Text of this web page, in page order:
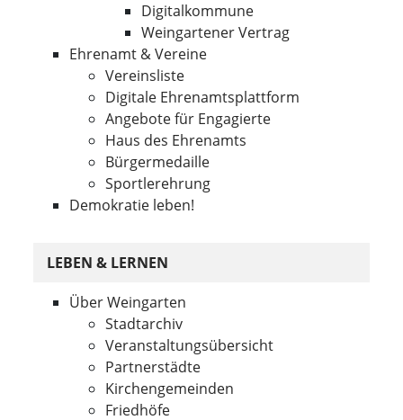
Digitalkommune
Weingartener Vertrag
Ehrenamt & Vereine
Vereinsliste
Digitale Ehrenamtsplattform
Angebote für Engagierte
Haus des Ehrenamts
Bürgermedaille
Sportlerehrung
Demokratie leben!
LEBEN & LERNEN
Über Weingarten
Stadtarchiv
Veranstaltungsübersicht
Partnerstädte
Kirchengemeinden
Friedhöfe